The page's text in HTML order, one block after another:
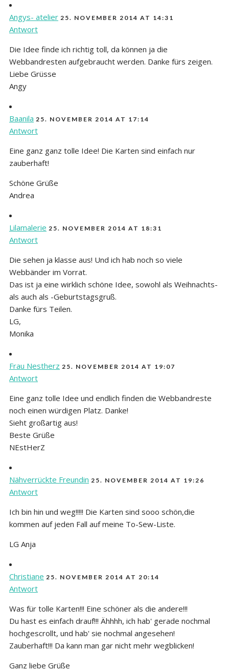
Angys- atelier 25. NOVEMBER 2014 AT 14:31
Antwort
Die Idee finde ich richtig toll, da können ja die
Webbandresten aufgebraucht werden. Danke fürs zeigen.
Liebe Grüsse
Angy
Baanila 25. NOVEMBER 2014 AT 17:14
Antwort
Eine ganz ganz tolle Idee! Die Karten sind einfach nur
zauberhaft!
Schöne Grüße
Andrea
Lilamalerie 25. NOVEMBER 2014 AT 18:31
Antwort
Die sehen ja klasse aus! Und ich hab noch so viele
Webbänder im Vorrat.
Das ist ja eine wirklich schöne Idee, sowohl als Weihnachts-
als auch als -Geburtstagsgruß.
Danke fürs Teilen.
LG,
Monika
Frau Nestherz 25. NOVEMBER 2014 AT 19:07
Antwort
Eine ganz tolle Idee und endlich finden die Webbandreste
noch einen würdigen Platz. Danke!
Sieht großartig aus!
Beste Grüße
NEstHerZ
Nähverrückte Freundin 25. NOVEMBER 2014 AT 19:26
Antwort
Ich bin hin und weg!!!!! Die Karten sind sooo schön,die
kommen auf jeden Fall auf meine To-Sew-Liste.
LG Anja
Christiane 25. NOVEMBER 2014 AT 20:14
Antwort
Was für tolle Karten!!! Eine schöner als die andere!!!
Du hast es einfach drauf!!! Ähhhh, ich hab' gerade nochmal
hochgescrollt, und hab' sie nochmal angesehen!
Zauberhaft!!! Da kann man gar nicht mehr wegblicken!
Ganz liebe Grüße